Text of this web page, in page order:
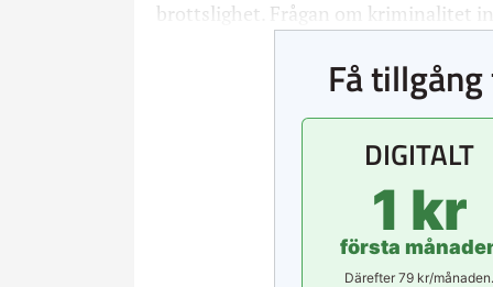
brottslighet. Frågan om kriminalitet
Få
DIGITALT
1 kr
första
Därefter 79 kr/